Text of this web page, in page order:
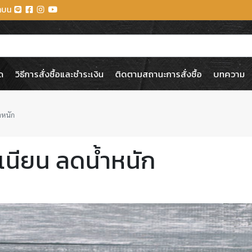
น
วิธีการสั่งซื้อและชำระเงิน ติดตามสถานะการสั่งซื้อ บทความ
หนัก
นียน ลดน้ำหนัก